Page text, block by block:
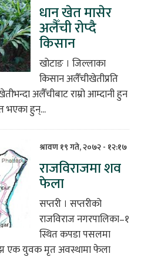
धान खेत मासेर
अलैँची रोप्दै
किसान
खोटाङ । जिल्लाका
किसान अलैँचीखेतीप्रति
अलैँचीबाट राम्रो आम्दानी हुन
भएका हुन्...
श्रावण १९ गते, २०७२ - १२:१७
राजविराजमा शव
फेला
सप्तरी । सप्तरीको
राजविराज नगरपालिका–१
स्थित कपडा पसलमा
एक युवक मृत अवस्थामा फेला